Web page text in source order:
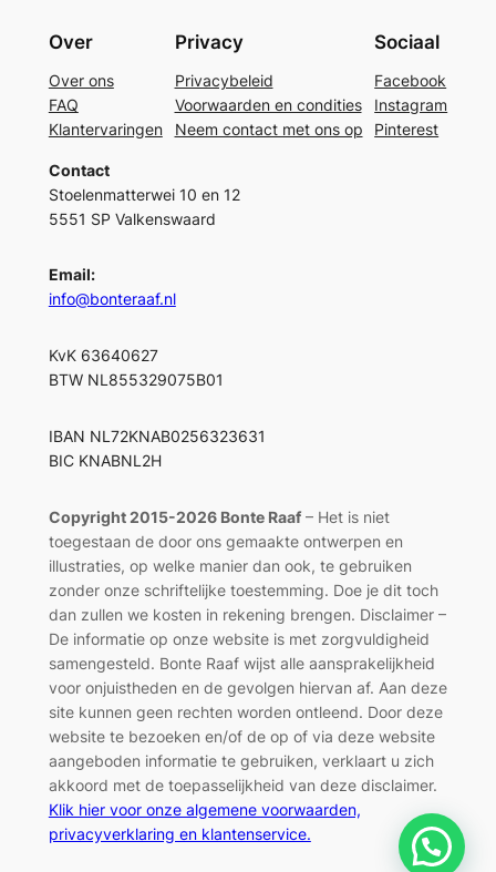
Over
Over ons
FAQ
Klantervaringen
Privacy
Privacybeleid
Voorwaarden en condities
Neem contact met ons op
Sociaal
Facebook
Instagram
Pinterest
Contact
Stoelenmatterwei 10 en 12
5551 SP Valkenswaard
Email:
info@bonteraaf.nl
KvK 63640627
BTW NL855329075B01
IBAN NL72KNAB0256323631
BIC KNABNL2H
Copyright 2015-2026 Bonte Raaf– Het is niet
toegestaan de door ons gemaakte ontwerpen en
illustraties, op welke manier dan ook, te gebruiken
zonder onze schriftelijke toestemming. Doe je dit toch
dan zullen we kosten in rekening brengen. Disclaimer –
De informatie op onze website is met zorgvuldigheid
samengesteld. Bonte Raaf wijst alle aansprakelijkheid
voor onjuistheden en de gevolgen hiervan af. Aan deze
site kunnen geen rechten worden ontleend. Door deze
website te bezoeken en/of de op of via deze website
aangeboden informatie te gebruiken, verklaart u zich
akkoord met de toepasselijkheid van deze disclaimer.
Klik hier voor onze algemene voorwaarden,
privacyverklaring en klantenservice.